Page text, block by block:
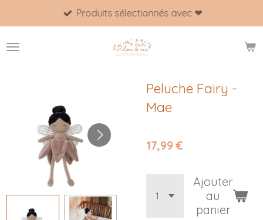
au
contenu
Produits sélectionnés avec ❤
Peluche Fairy -
Mae
17,99 €
Ajouter
au
panier